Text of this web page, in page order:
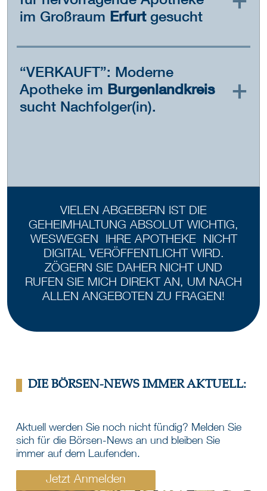
im Großraum Erfurtgesucht
“VERKAUFT”: Moderne
Apotheke im Burgenlandkreis
sucht Nachfolger(in).
VIELEN ABGEBERN IST DIE
GEHEIMHALTUNG ABSOLUT WICHTIG,
WESWEGEN IHRE APOTHEKE NICHT
DIGITAL VERÖFFENTLICHT WIRD.
ZÖGERN SIE DAHER NICHT UND
RUFEN SIE MICH DIREKT AN, UM NACH
ALLEN ANGEBOTEN ZU FRAGEN!
DIE BÖRSEN-NEWS IMMER AKTUELL:
Aktuell werden Sie noch nicht fündig? Melden Sie
sich für die Börsen-News an und bleiben Sie
immer auf dem Laufenden.
Jetzt Anmelden